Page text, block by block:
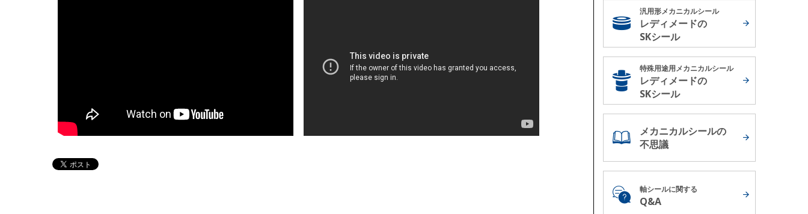
汎用形メカニカルシール
レディメードの
SKシール
特殊用途用メカニカルシール
レディメードの
SKシール
メカニカルシールの
不思議
軸シールに関する
Q&A